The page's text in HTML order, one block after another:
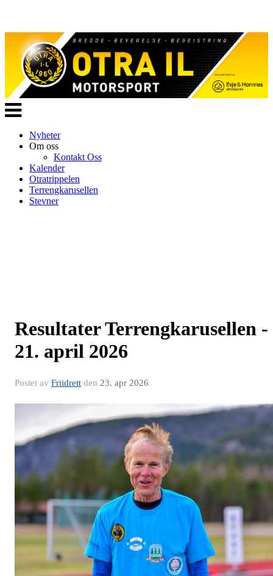
Veksle
navigasjon
Nyheter
Om oss
Kontakt Oss
Kalender
Otratrippelen
Terrengkarusellen
Stevner
Resultater Terrengkarusellen -
21. april 2026
Postet av Friidrett den 23. apr 2026